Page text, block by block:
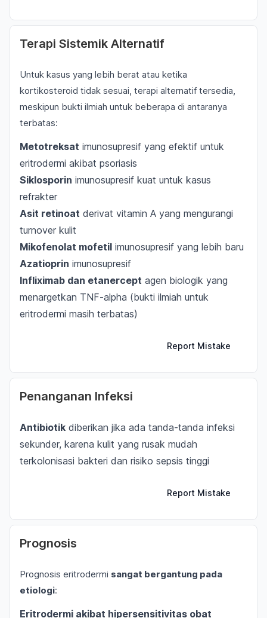
Terapi Sistemik Alternatif
Untuk kasus yang lebih berat atau ketika
kortikosteroid tidak sesuai, terapi alternatif tersedia,
meskipun bukti ilmiah untuk beberapa di antaranya
terbatas:
Metotreksat imunosupresif yang efektif untuk
eritrodermi akibat psoriasis
Siklosporin imunosupresif kuat untuk kasus
refrakter
Asit retinoat derivat vitamin A yang mengurangi
turnover kulit
Mikofenolat mofetil imunosupresif yang lebih baru
Azatioprin imunosupresif
Infliximab dan etanercept agen biologik yang
menargetkan TNF-alpha (bukti ilmiah untuk
eritrodermi masih terbatas)
Report Mistake
Penanganan Infeksi
Antibiotik diberikan jika ada tanda-tanda infeksi
sekunder, karena kulit yang rusak mudah
terkolonisasi bakteri dan risiko sepsis tinggi
Report Mistake
Prognosis
Prognosis eritrodermi sangat bergantung pada
etiologi:
Eritrodermi akibat hipersensitivitas obat